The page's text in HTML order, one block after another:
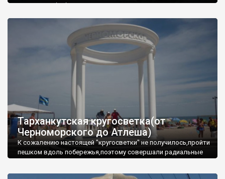
запрошую відвідати це
Тарханкутская кругосветка(от
Черноморского до Атлеша)
К сожалению настоящей "кругосветки" не получилось,пройти
пешком вдоль побережья,поэтому совершали радиальные